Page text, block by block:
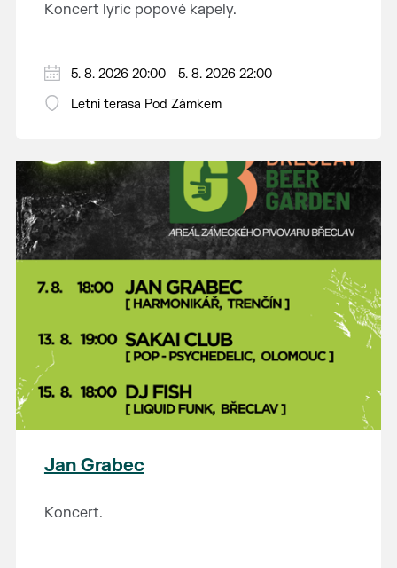
Koncert lyric popové kapely.
5. 8. 2026 20:00 - 5. 8. 2026 22:00
Letní terasa Pod Zámkem
Jan Grabec
Koncert.